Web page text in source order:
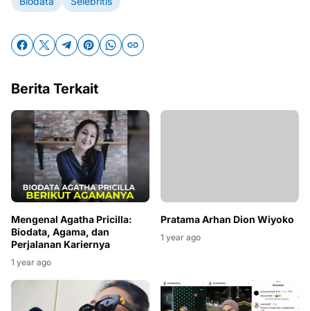
Berita Terkait
Mengenal Agatha Pricilla:
Biodata, Agama, dan
Perjalanan Kariernya
1 year ago
Pratama Arhan Dion Wiyoko
1 year ago